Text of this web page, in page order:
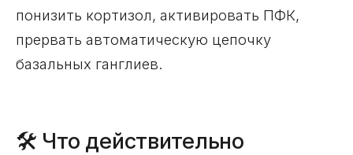
понизить кортизол, активировать ПФК,
прервать автоматическую цепочку
базальных ганглиев.
🛠️ Что действительно